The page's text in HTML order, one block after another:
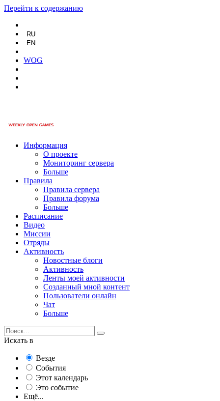
Перейти к содержанию
RU
EN
WOG
Информация
О проекте
Мониторинг сервера
Больше
Правила
Правила сервера
Правила форума
Больше
Расписание
Видео
Миссии
Отряды
Активность
Новостные блоги
Активность
Ленты моей активности
Созданный мной контент
Пользователи онлайн
Чат
Больше
Искать в
Везде
События
Этот календарь
Это событие
Ещё...